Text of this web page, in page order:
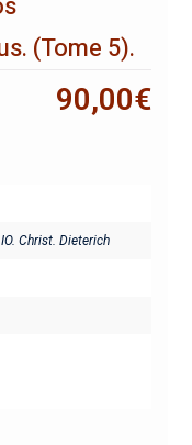
(Tome 5).
90,00€
Christ. Dieterich